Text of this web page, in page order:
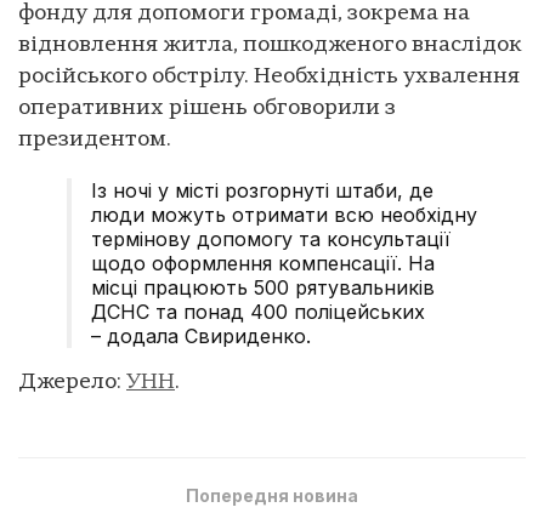
фонду для допомоги громаді, зокрема на
відновлення житла, пошкодженого внаслідок
російського обстрілу. Необхідність ухвалення
оперативних рішень обговорили з
президентом.
Із ночі у місті розгорнуті штаби, де
люди можуть отримати всю необхідну
термінову допомогу та консультації
щодо оформлення компенсації. На
місці працюють 500 рятувальників
ДСНС та понад 400 поліцейських
– додала Свириденко.
Джерело: УНН.
Попередня новина